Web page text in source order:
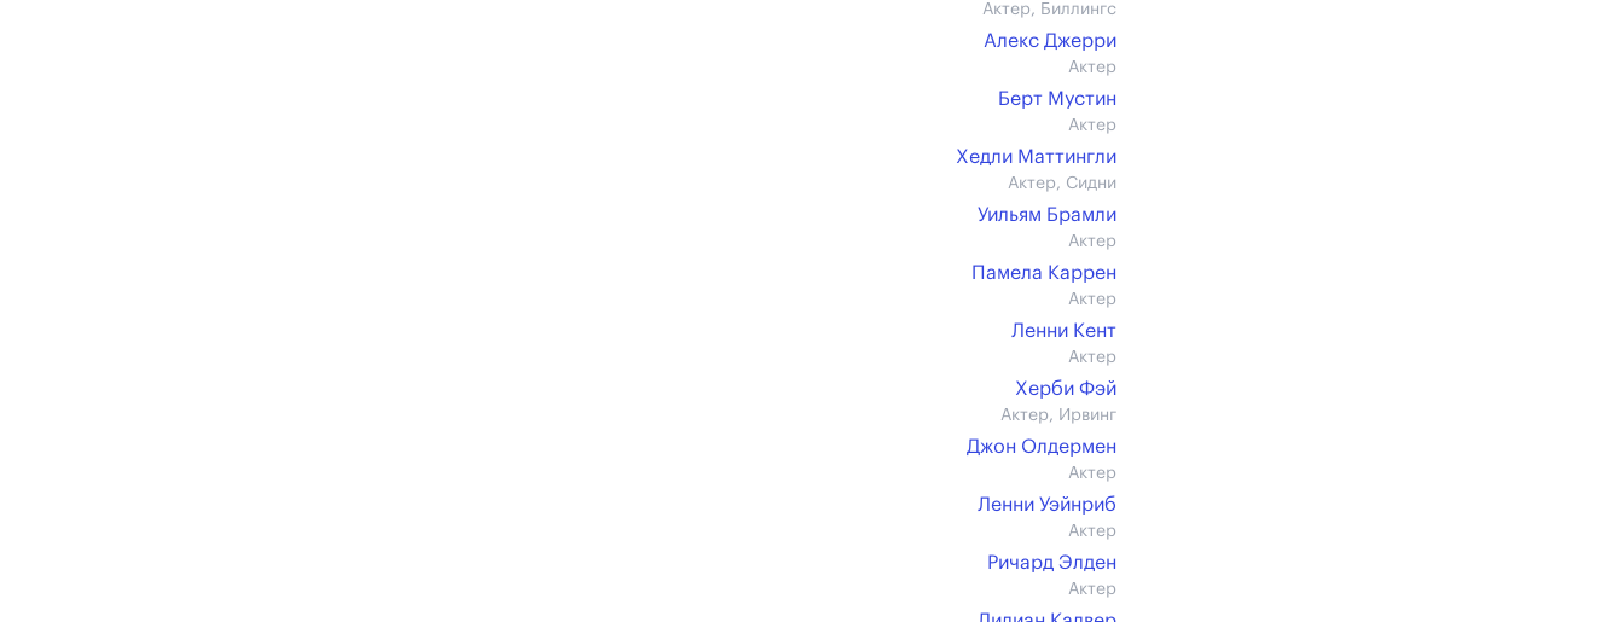
Актер, Биллингс
Алекс Джерри
Актер
Берт Мустин
Актер
Хедли Маттингли
Актер, Сидни
Уильям Брамли
Актер
Памела Каррен
Актер
Ленни Кент
Актер
Херби Фэй
Актер, Ирвинг
Джон Олдермен
Актер
Ленни Уэйнриб
Актер
Ричард Элден
Актер